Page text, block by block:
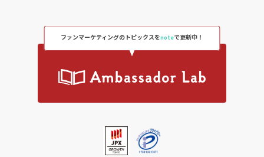
ファンマーケティングのトピックスをnoteで更新中！